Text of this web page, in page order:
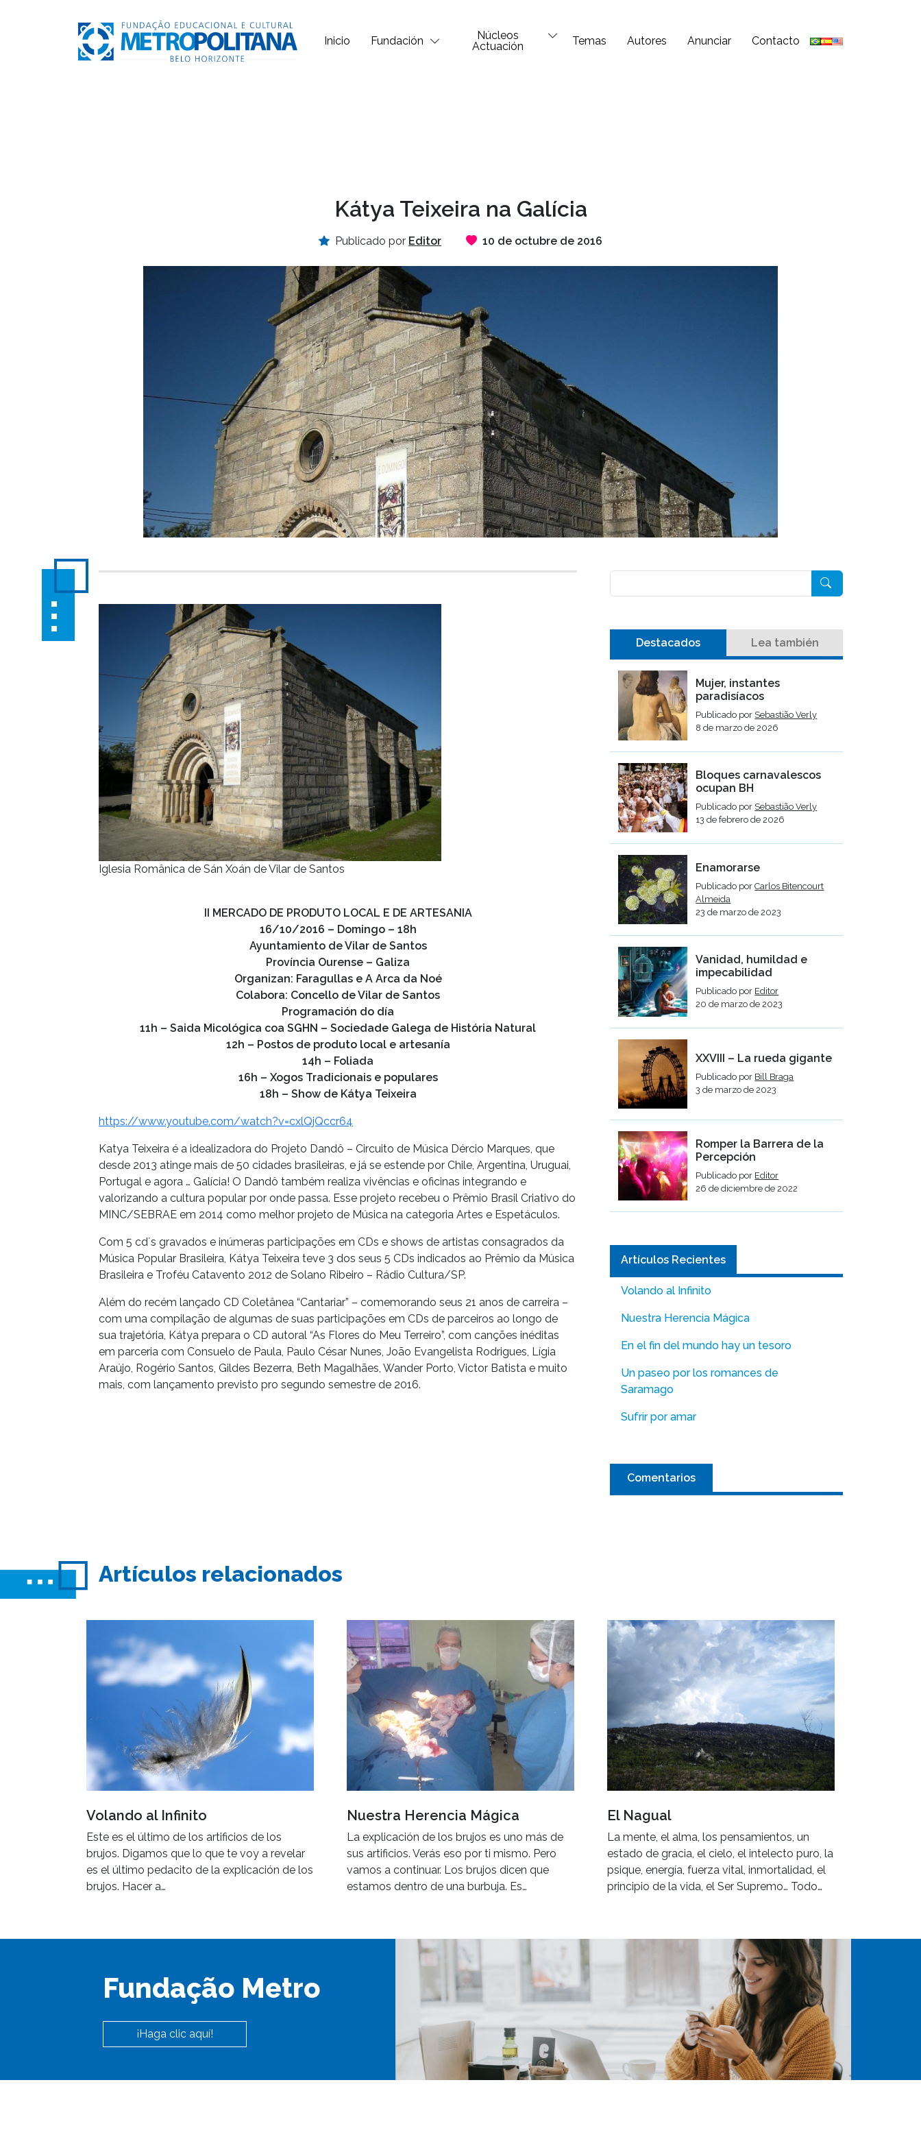
Inicio Fundación
Núcleos
Actuación
Temas Autores Anunciar Contacto
Kátya Teixeira na Galícia
Publicado por Editor 10 de octubre de 2016
Iglesia Românica de Sán Xoán de Vilar de Santos
II MERCADO DE PRODUTO LOCAL E DE ARTESANIA
16/10/2016 – Domingo – 18h
Ayuntamiento de Vilar de Santos
Província Ourense – Galiza
Organizan: Faragullas e A Arca da Noé
Colabora: Concello de Vilar de Santos
Programación do día
11h – Saida Micológica coa SGHN – Sociedade Galega de História Natural
12h – Postos de produto local e artesanía
14h – Foliada
16h – Xogos Tradicionais e populares
18h – Show de Kátya Teixeira
https://www.youtube.com/watch?v=cxlQjQccr64
Katya Teixeira é a idealizadora do Projeto Dandô – Circuito de Música Dércio Marques, que
desde 2013 atinge mais de 50 cidades brasileiras, e já se estende por Chile, Argentina, Uruguai,
Portugal e agora … Galícia! O Dandô também realiza vivências e oficinas integrando e
valorizando a cultura popular por onde passa. Esse projeto recebeu o Prêmio Brasil Criativo do
MINC/SEBRAE em 2014 como melhor projeto de Música na categoria Artes e Espetáculos.
Com 5 cd´s gravados e inúmeras participações em CDs e shows de artistas consagrados da
Música Popular Brasileira, Kátya Teixeira teve 3 dos seus 5 CDs indicados ao Prêmio da Música
Brasileira e Troféu Catavento 2012 de Solano Ribeiro – Rádio Cultura/SP.
Além do recém lançado CD Coletânea “Cantariar” – comemorando seus 21 anos de carreira –
com uma compilação de algumas de suas participações em CDs de parceiros ao longo de
sua trajetória, Kátya prepara o CD autoral “As Flores do Meu Terreiro”, com canções inéditas
em parceria com Consuelo de Paula, Paulo César Nunes, João Evangelista Rodrigues, Lígia
Araújo, Rogério Santos, Gildes Bezerra, Beth Magalhães, Wander Porto, Victor Batista e muito
mais, com lançamento previsto pro segundo semestre de 2016.
Destacados Lea también
Mujer, instantes
paradisíacos
Publicado por Sebastião Verly
8 de marzo de 2026
Bloques carnavalescos
ocupan BH
Publicado por Sebastião Verly
13 de febrero de 2026
Enamorarse
Publicado porCarlos Bitencourt
Almeida
23 de marzo de 2023
Vanidad, humildad e
impecabilidad
Publicado por Editor
20 de marzo de 2023
XXVIII – La rueda gigante
Publicado por Bill Braga
3 de marzo de 2023
Romper la Barrera de la
Percepción
Publicado por Editor
26 de diciembre de 2022
Artículos Recientes
Volando al Infinito
Nuestra Herencia Mágica
En el fin del mundo hay un tesoro
Un paseo por los romances de
Saramago
Sufrir por amar
Comentarios
Artículos relacionados
Volando al Infinito
Este es el último de los artificios de los
brujos. Digamos que lo que te voy a revelar
es el último pedacito de la explicación de los
brujos. Hacer a…
Nuestra Herencia Mágica
La explicación de los brujos es uno más de
sus artificios. Verás eso por ti mismo. Pero
vamos a continuar. Los brujos dicen que
estamos dentro de una burbuja. Es…
El Nagual
La mente, el alma, los pensamientos, un
estado de gracia, el cielo, el intelecto puro, la
psique, energía, fuerza vital, inmortalidad, el
principio de la vida, el Ser Supremo… Todo…
Fundação Metro
¡Haga clic aquí!